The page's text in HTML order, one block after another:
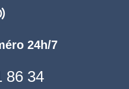
24h/7
86 34